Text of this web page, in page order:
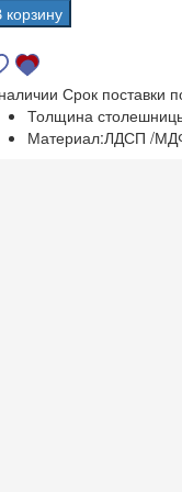
корзину
Срок поставки
Толщина
Материал:ЛДСП /